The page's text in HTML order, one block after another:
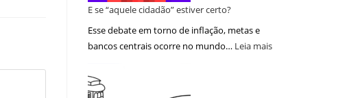
E se “aquele cidadão” estiver certo?
Esse debate em torno de inflação, metas e
bancos centrais ocorre no mundo… Leia mais